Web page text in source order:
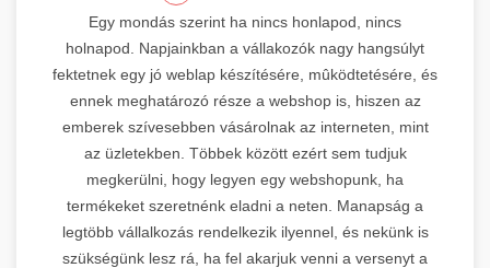
Egy mondás szerint ha nincs honlapod, nincs
holnapod. Napjainkban a vállakozók nagy hangsúlyt
fektetnek egy jó weblap készítésére, mûködtetésére, és
ennek meghatározó része a webshop is, hiszen az
emberek szívesebben vásárolnak az interneten, mint
az üzletekben. Többek között ezért sem tudjuk
megkerülni, hogy legyen egy webshopunk, ha
termékeket szeretnénk eladni a neten. Manapság a
legtöbb vállalkozás rendelkezik ilyennel, és nekünk is
szükségünk lesz rá, ha fel akarjuk venni a versenyt a